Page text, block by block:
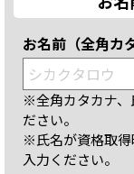
お名前（全角カ
※全角カタカナ、
ださい。
※氏名が資格取得
入力ください。